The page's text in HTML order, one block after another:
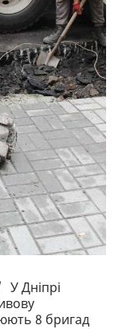
У Дніпрі
8 бригад